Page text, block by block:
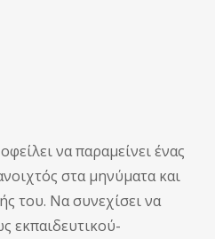
να παραμείνει ένας
στα μηνύματα και
του. Να συνεχίσει να
εκπαιδευτικού-